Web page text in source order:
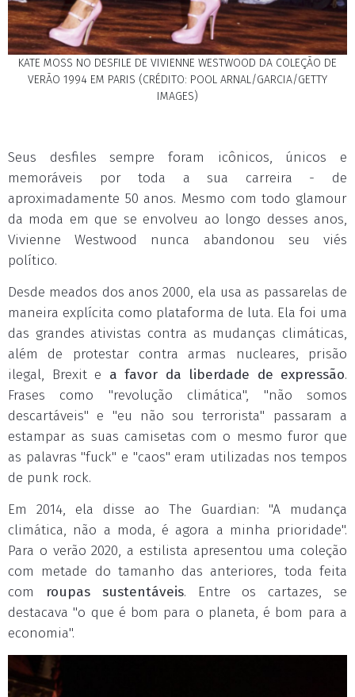
KATE MOSS NO DESFILE DE VIVIENNE WESTWOOD DA COLEÇÃO DE
VERÃO 1994 EM PARIS (CRÉDITO: POOL ARNAL/GARCIA/GETTY
IMAGES)
Seus desfiles sempre foram icônicos, únicos e
memoráveis por toda a sua carreira - de
aproximadamente 50 anos. Mesmo com todo glamour
da moda em que se envolveu ao longo desses anos,
Vivienne Westwood nunca abandonou seu viés
político.
Desde meados dos anos 2000, ela usa as passarelas de
maneira explícita como plataforma de luta. Ela foi uma
das grandes ativistas contra as mudanças climáticas,
além de protestar contra armas nucleares, prisão
ilegal, Brexit e a favor da liberdade de expressão.
Frases como "revolução climática", "não somos
descartáveis" e "eu não sou terrorista" passaram a
estampar as suas camisetas com o mesmo furor que
as palavras "fuck" e "caos" eram utilizadas nos tempos
de punk rock.
Em 2014, ela disse ao The Guardian: "A mudança
climática, não a moda, é agora a minha prioridade".
Para o verão 2020, a estilista apresentou uma coleção
com metade do tamanho das anteriores, toda feita
com
roupas sustentáveis. Entre os cartazes, se
destacava "o que é bom para o planeta, é bom para a
economia".